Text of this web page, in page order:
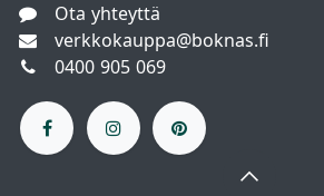
Ota yhteyttä
verkkokauppa@boknas.fi
0400 905 069